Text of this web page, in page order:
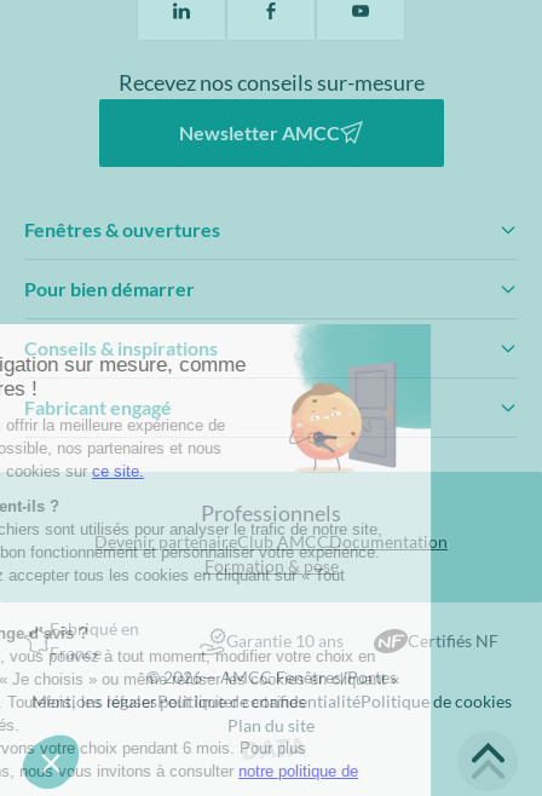
Recevez nos conseils sur-mesure
Newsletter AMCC
Fenêtres & ouvertures
Pour bien démarrer
Conseils & inspirations
Fabricant engagé
Professionnels
Devenir partenaireClub AMCCDocumentation
Formation & pose
Fabriqué en
France
Garantie 10 ans
Certifiés NF
© 2026— AMCC Fenêtres/Portes
Mentions légalesPolitique de confidentialitéPolitique de cookies
Plan du site
Site réalisé par Data Projekt